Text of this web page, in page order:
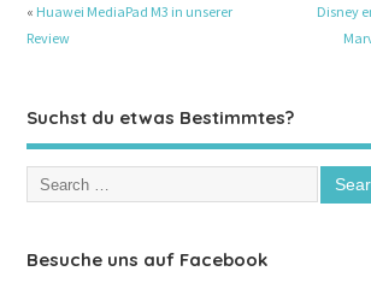
« Huawei MediaPad M3 in unserer
Review
Disney
Suchst du etwas Bestimmtes?
Besuche uns auf Facebook